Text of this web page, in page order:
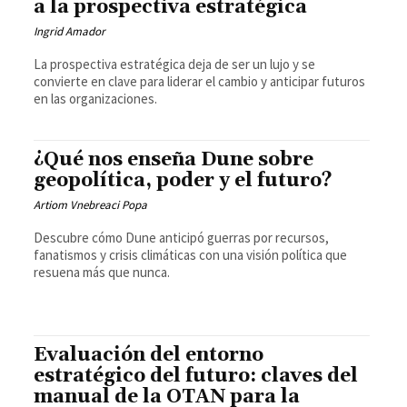
a la prospectiva estratégica
Ingrid Amador
La prospectiva estratégica deja de ser un lujo y se
convierte en clave para liderar el cambio y anticipar futuros
en las organizaciones.
¿Qué nos enseña Dune sobre
geopolítica, poder y el futuro?
Artiom Vnebreaci Popa
Descubre cómo Dune anticipó guerras por recursos,
fanatismos y crisis climáticas con una visión política que
resuena más que nunca.
Evaluación del entorno
estratégico del futuro: claves del
manual de la OTAN para la